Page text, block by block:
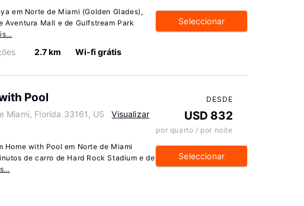
em Norte de Miami (Golden Glades),
Aventura Mall e de Gulfstream Park
2.7 km Wi-fi grátis
Seleccionar
Pool
Miami, Florida 33161, US
Visualizar
Home with Pool em Norte de Miami
de carro de Hard Rock Stadium e de
DESDE
USD 832
por quarto / por noite
Seleccionar